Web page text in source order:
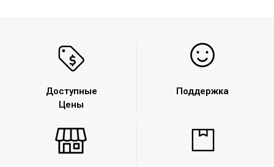
Доступные
Цены
Поддержка